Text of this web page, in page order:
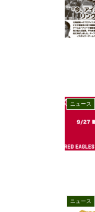
ニュース
ニュース